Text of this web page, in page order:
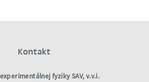
Kontakt
fyziky SAV, v.v.i.